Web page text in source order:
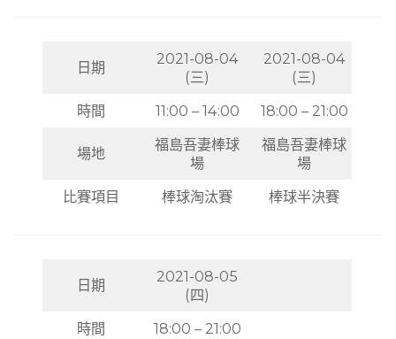
日期
2021-08-04
(三)
2021-08-04
(三)
時間
11:00 – 14:00 18:00 – 21:00
場地
福島吾妻棒球
場
福島吾妻棒球
場
比賽項目
棒球淘汰賽 棒球半決賽
日期
2021-08-05
(四)
時間
18:00 – 21:00